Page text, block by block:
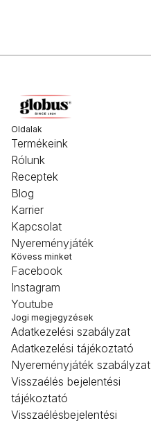
Oldalak
Termékeink
Rólunk
Receptek
Blog
Karrier
Kapcsolat
Nyereményjáték
Kövess minket
Facebook
Instagram
Youtube
Jogi megjegyzések
Adatkezelési szabályzat
Adatkezelési tájékoztató
Nyereményjáték szabályzat
Visszaélés bejelentési
tájékoztató
Visszaélésbejelentési